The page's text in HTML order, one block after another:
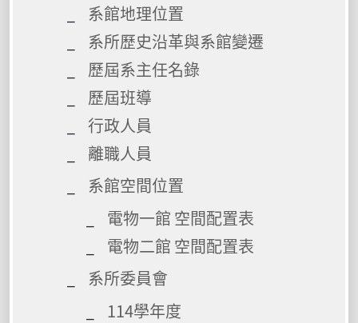
系館地理位置
系所歷史沿革與系館變遷
歷屆系主任名錄
歷屆班導
行政人員
離職人員
系館空間位置
電物一館 空間配置表
電物二館 空間配置表
系所委員會
114學年度